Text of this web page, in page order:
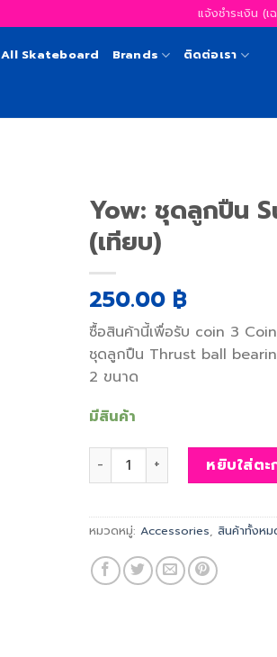
แจ้งชำระเงิน (เ
All Skateboard Brands ติดต่อเรา
Yow: ชุดลูกปืน
(เทียบ)
250.00 ฿
ซื้อสินค้านี้เพื่อรับ coin 3
ชุดลูกปืน Thrust ball
2 ขนาด
มีสินค้า
จำนวน Yow: ชุดลูกปืน Surf
หยิบใส่ตะ
หมวดหมู่: Accessories สินค้าทั้งหม